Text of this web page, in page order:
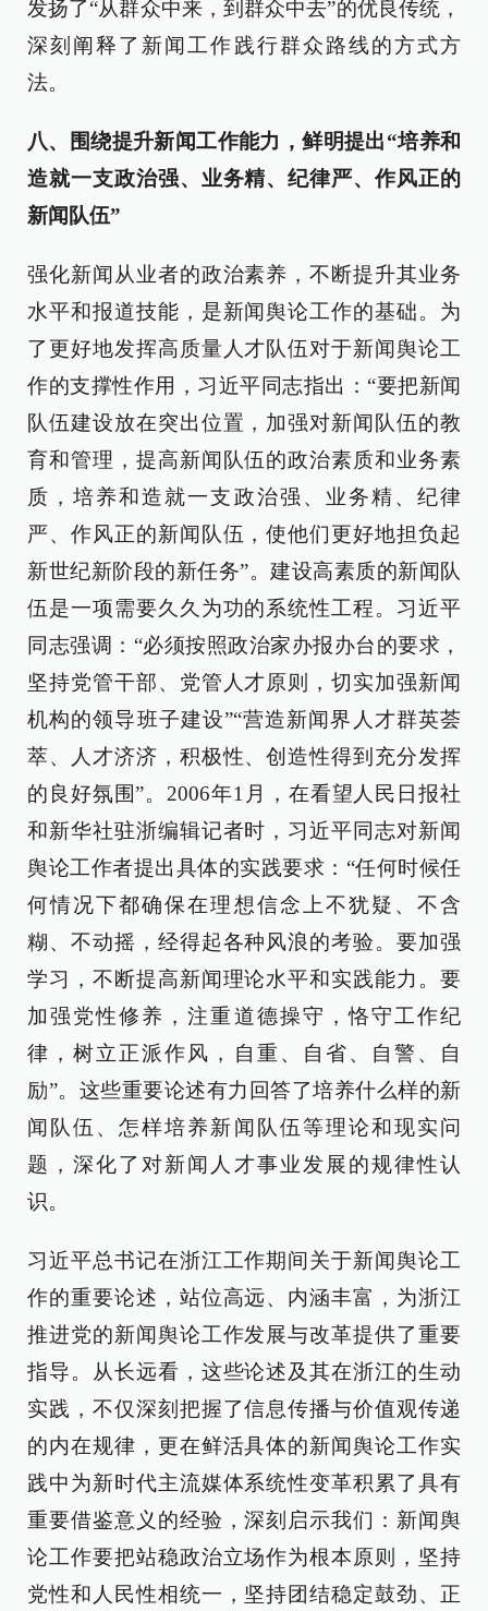
发扬了“从群众中来，到群众中去”的优良传统，
深刻阐释了新闻工作践行群众路线的方式方
法。
八、围绕提升新闻工作能力，鲜明提出“培养和
造就一支政治强、业务精、纪律严、作风正的
新闻队伍”
强化新闻从业者的政治素养，不断提升其业务
水平和报道技能，是新闻舆论工作的基础。为
了更好地发挥高质量人才队伍对于新闻舆论工
作的支撑性作用，习近平同志指出：“要把新闻
队伍建设放在突出位置，加强对新闻队伍的教
育和管理，提高新闻队伍的政治素质和业务素
质，培养和造就一支政治强、业务精、纪律
严、作风正的新闻队伍，使他们更好地担负起
新世纪新阶段的新任务”。建设高素质的新闻队
伍是一项需要久久为功的系统性工程。习近平
同志强调：“必须按照政治家办报办台的要求，
坚持党管干部、党管人才原则，切实加强新闻
机构的领导班子建设”“营造新闻界人才群英荟
萃、人才济济，积极性、创造性得到充分发挥
的良好氛围”。2006年1月，在看望人民日报社
和新华社驻浙编辑记者时，习近平同志对新闻
舆论工作者提出具体的实践要求：“任何时候任
何情况下都确保在理想信念上不犹疑、不含
糊、不动摇，经得起各种风浪的考验。要加强
学习，不断提高新闻理论水平和实践能力。要
加强党性修养，注重道德操守，恪守工作纪
律，树立正派作风，自重、自省、自警、自
励”。这些重要论述有力回答了培养什么样的新
闻队伍、怎样培养新闻队伍等理论和现实问
题，深化了对新闻人才事业发展的规律性认
识。
习近平总书记在浙江工作期间关于新闻舆论工
作的重要论述，站位高远、内涵丰富，为浙江
推进党的新闻舆论工作发展与改革提供了重要
指导。从长远看，这些论述及其在浙江的生动
实践，不仅深刻把握了信息传播与价值观传递
的内在规律，更在鲜活具体的新闻舆论工作实
践中为新时代主流媒体系统性变革积累了具有
重要借鉴意义的经验，深刻启示我们：新闻舆
论工作要把站稳政治立场作为根本原则，坚持
党性和人民性相统一，坚持团结稳定鼓劲、正